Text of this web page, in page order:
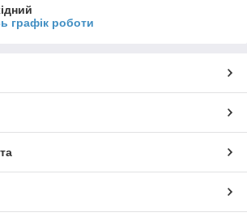
графік роботи